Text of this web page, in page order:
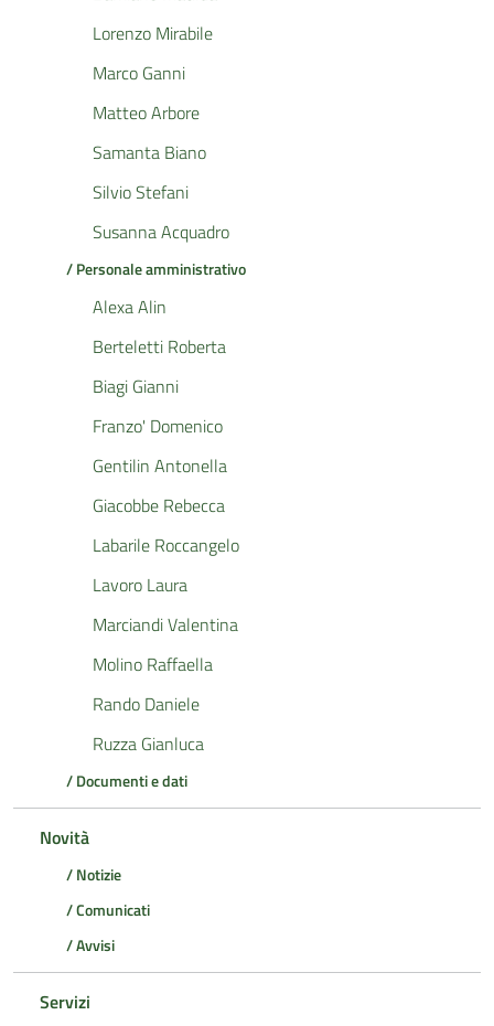
Lorenzo Mirabile
Marco Ganni
Matteo Arbore
Samanta Biano
Silvio Stefani
Susanna Acquadro
/ Personale amministrativo
Alexa Alin
Berteletti Roberta
Biagi Gianni
Franzo' Domenico
Gentilin Antonella
Giacobbe Rebecca
Labarile Roccangelo
Lavoro Laura
Marciandi Valentina
Molino Raffaella
Rando Daniele
Ruzza Gianluca
/ Documenti e dati
Novità
/ Notizie
/ Comunicati
/ Avvisi
Servizi